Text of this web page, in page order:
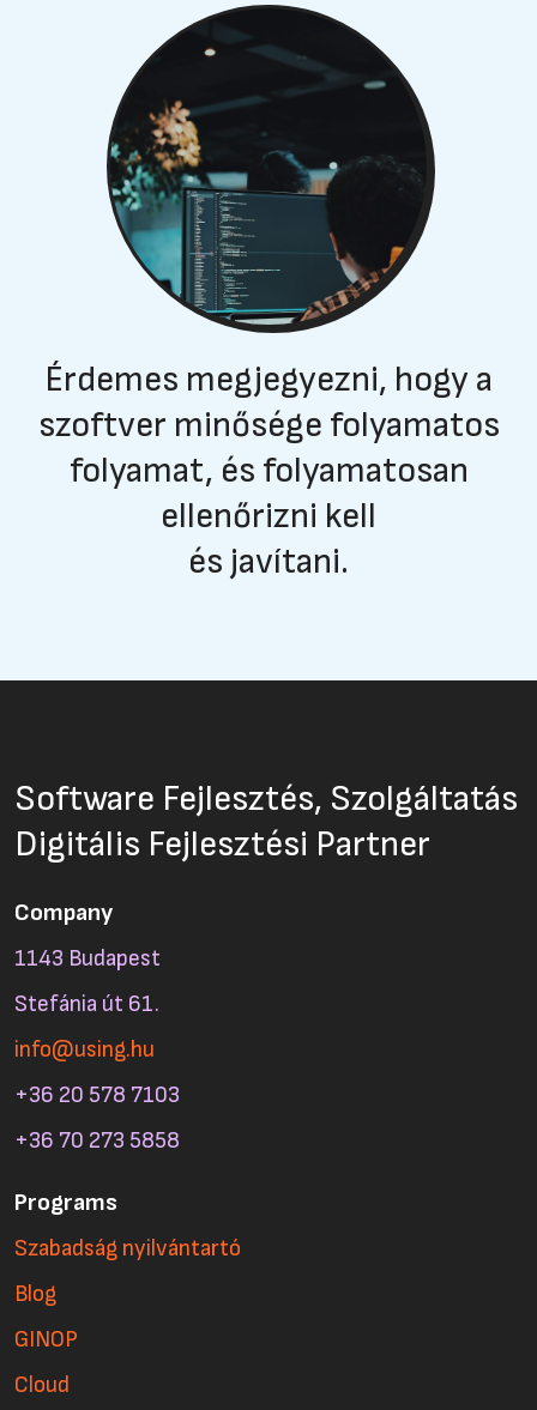
Érdemes megjegyezni, hogy a
szoftver minősége folyamatos
folyamat, és folyamatosan
ellenőrizni kell
és javítani.
Software Fejlesztés, Szolgáltatás
Digitális Fejlesztési Partner
Company
1143 Budapest
Stefánia út 61.
info@using.hu
+36 20 578 7103
+36 70 273 5858
Programs
Szabadság nyilvántartó
Blog
GINOP
Cloud